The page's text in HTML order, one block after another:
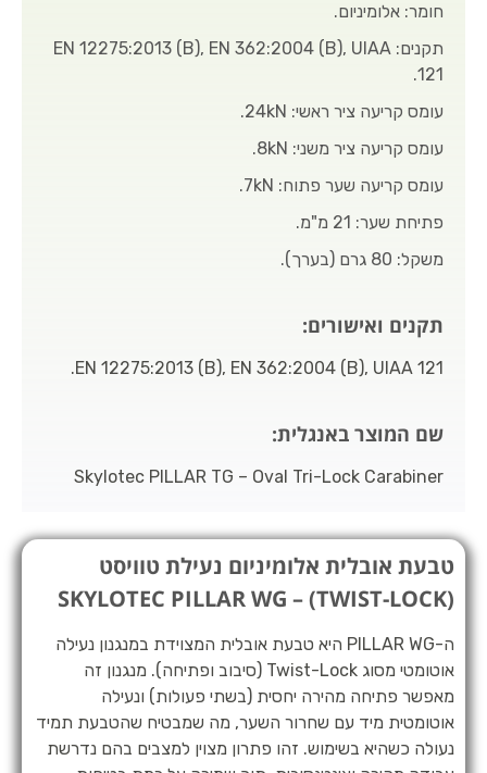
חומר: אלומיניום.
תקנים: EN 12275:2013 (B), EN 362:2004 (B), UIAA
121.
עומס קריעה ציר ראשי: 24kN.
עומס קריעה ציר משני: 8kN.
עומס קריעה שער פתוח: 7kN.
פתיחת שער: 21 מ"מ.
משקל: 80 גרם (בערך).
תקנים ואישורים:
EN 12275:2013 (B), EN 362:2004 (B), UIAA 121.
שם המוצר באנגלית:
Skylotec PILLAR TG – Oval Tri-Lock Carabiner
טבעת אובלית אלומיניום נעילת טוויסט
(TWIST-LOCK) – SKYLOTEC PILLAR WG
ה-PILLAR WG היא טבעת אובלית המצוידת במנגנון נעילה
אוטומטי מסוג Twist-Lock (סיבוב ופתיחה). מנגנון זה
מאפשר פתיחה מהירה יחסית (בשתי פעולות) ונעילה
אוטומטית מיד עם שחרור השער, מה שמבטיח שהטבעת תמיד
נעולה כשהיא בשימוש. זהו פתרון מצוין למצבים בהם נדרשת